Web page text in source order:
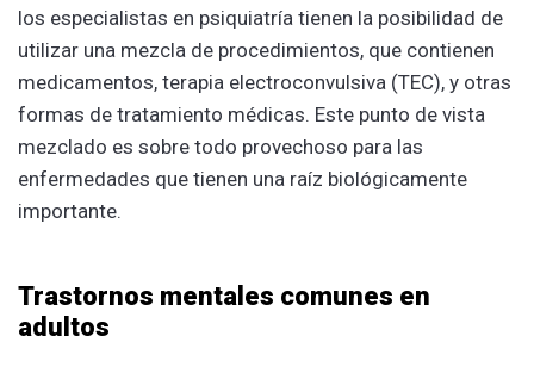
los especialistas en psiquiatría tienen la posibilidad de
utilizar una mezcla de procedimientos, que contienen
medicamentos, terapia electroconvulsiva (TEC), y otras
formas de tratamiento médicas. Este punto de vista
mezclado es sobre todo provechoso para las
enfermedades que tienen una raíz biológicamente
importante.
Trastornos mentales comunes en
adultos